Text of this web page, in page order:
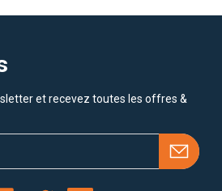
et recevez toutes les offres &